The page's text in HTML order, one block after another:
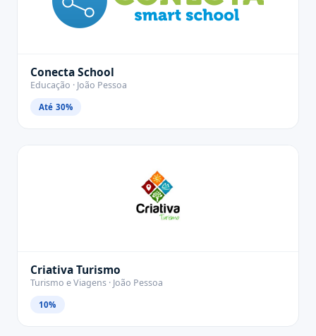
Conecta School
Educação · João Pessoa
Até 30%
Criativa Turismo
Turismo e Viagens · João Pessoa
10%